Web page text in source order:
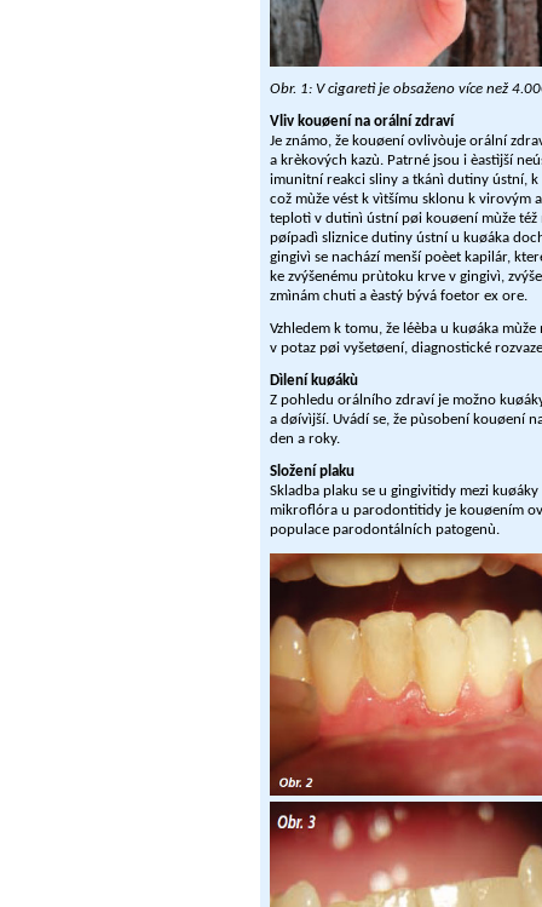
Obr. 1: V cigaretì je obsaženo více než
Vliv kouøení na orální zdraví
Je známo, že kouøení ovlivòuje orální
a krèkových kazù. Patrné jsou i èastìjší
imunitní reakci sliny a tkánì dutiny ústní,
což mùže vést k vìtšímu sklonu k virovým
teplotì v dutinì ústní pøi kouøení mùže
pøípadì sliznice dutiny ústní u kuøáka
gingivì se nachází menší poèet kapilár,
ke zvýšenému prùtoku krve v gingivì,
zmìnám chuti a èastý bývá foetor ex ore.
Vzhledem k tomu, že léèba u kuøáka
v potaz pøi vyšetøení, diagnostické
Dìlení kuøákù
Z pohledu orálního zdraví je možno
a døívìjší. Uvádí se, že pùsobení kouøení
den a roky.
Složení plaku
Skladba plaku se u gingivitidy mezi
mikroflóra u parodontitidy je kouøením
populace parodontálních patogenù.